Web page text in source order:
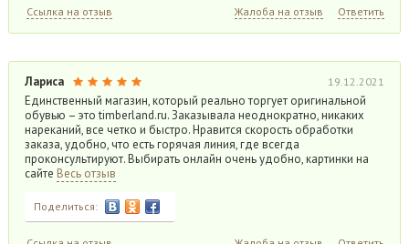
Ссылка на отзыв Жалоба на отзыв Ответить
Лариса 19.12.2021
Единственный магазин, который реально торгует оригинальной
обувью – это timberland.ru. Заказывала неоднократно, никаких
нареканий, все четко и быстро. Нравится скорость обработки
заказа, удобно, что есть горячая линия, где всегда
проконсультируют. Выбирать онлайн очень удобно, картинки на
сайте Весь отзыв
Поделиться: